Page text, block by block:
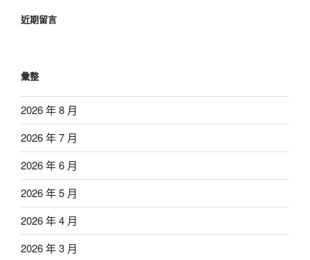
近期留言
彙整
2026 年 8 月
2026 年 7 月
2026 年 6 月
2026 年 5 月
2026 年 4 月
2026 年 3 月